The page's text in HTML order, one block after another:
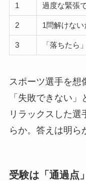
1 過度な緊張
2 1問解けな
3 「落ちたら
スポーツ選手を想
「失敗できない
リラックスした選
らか。答えは明ら
受験は「通過点